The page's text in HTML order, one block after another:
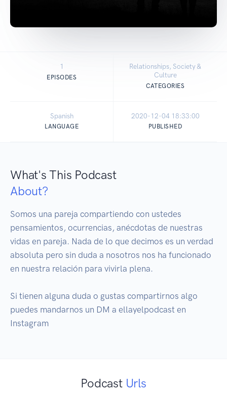
1
EPISODES
Relationships, Society &
Culture
CATEGORIES
Spanish
LANGUAGE
2020-12-04 18:33:00
PUBLISHED
What's This Podcast
About?
Somos una pareja compartiendo con ustedes
pensamientos, ocurrencias, anécdotas de nuestras
vidas en pareja. Nada de lo que decimos es un verdad
absoluta pero sin duda a nosotros nos ha funcionado
en nuestra relación para vivirla plena.
Si tienen alguna duda o gustas compartirnos algo
puedes mandarnos un DM a ellayelpodcast en
Podcast Urls